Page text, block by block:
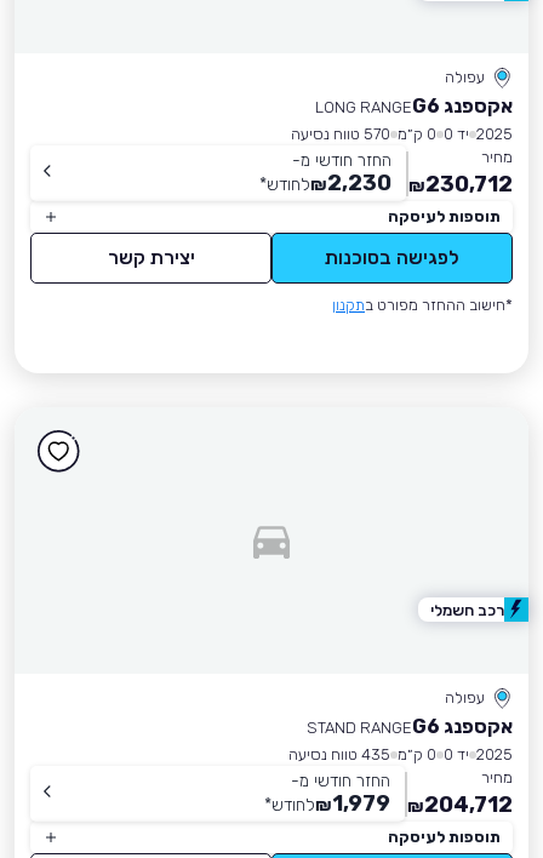
עפולה
אקספנג G6
LONG RANGE
2025 יד 0 0 ק״מ
570 טווח נסיעה
מחיר
230,712
₪
החזר חודשי מ-
2,230
₪לחודש*
תוספות לעיסקה
לפגישה בסוכנות יצירת קשר
*חישוב ההחזר מפורט בתקנון
עפולה
אקספנג G6
STAND RANGE
2025 יד 0 0 ק״מ
435 טווח נסיעה
מחיר
204,712
₪
החזר חודשי מ-
1,979
₪לחודש*
תוספות לעיסקה
רכב חשמלי